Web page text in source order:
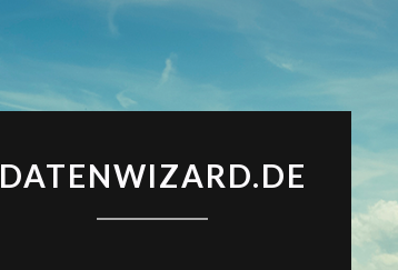
DATENWIZARD.DE